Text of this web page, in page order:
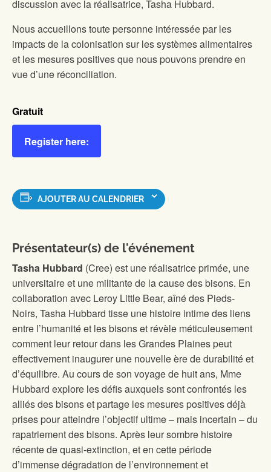
discussion avec la réalisatrice, Tasha Hubbard.
Nous accueillons toute personne intéressée par les
impacts de la colonisation sur les systèmes alimentaires
et les mesures positives que nous pouvons prendre en
vue d’une réconciliation.
Gratuit
Register here:
AJOUTER AU CALENDRIER
Présentateur(s) de l'événement
Tasha Hubbard (Cree) est une réalisatrice primée, une
universitaire et une militante de la cause des bisons. En
collaboration avec Leroy Little Bear, aîné des Pieds-
Noirs, Tasha Hubbard tisse une histoire intime des liens
entre l’humanité et les bisons et révèle méticuleusement
comment leur retour dans les Grandes Plaines peut
effectivement inaugurer une nouvelle ère de durabilité et
d’équilibre. Au cours de son voyage de huit ans, Mme
Hubbard explore les défis auxquels sont confrontés les
alliés des bisons et partage les mesures positives déjà
prises pour atteindre l’objectif ultime – mais incertain – du
rapatriement des bisons. Après leur sombre histoire
récente de quasi-extinction, et en cette période
d’immense dégradation de l’environnement et